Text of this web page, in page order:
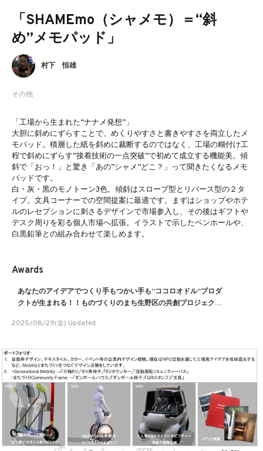
「SHAMEmo（シャメモ）＝“斜
め”メモパッド」
その他
村下 恒雄
「工場から生まれた“ナナメ発想”」
大胆に斜めにずらすことで、めくりやすさと書きやすさを両立したメ
モパッド。積層した紙を斜めに裁断するのではなく、工場の糊付け工
程で斜めにずらす”接着技術の一点突破”で初めて成立する機能美。傾
斜で「おっ！」と驚き「あの”シャメ”どこ？」って聞きたくなるメモ
パッドです。
白・灰・黒のモノトーン3色。傾斜はスロープ型とリバース型の２タ
イプ。文具コーナーでの空間提案に最適です。まずはショップやホテ
ルのレセプションに刺さるデザインで市場参入し、その後はギフトや
デスク周りを彩る個人市場へ拡張。イラストで示したペンホールや、
白黒鉛筆との組み合わせて楽しめます。
Awards
あなたのアイデアでつくり手もつかい手も”ココロオドル”プロダ
クトが生まれる！！ものづくりのまち生野区の共創プロジェクト
2025/08/29(金) Updated